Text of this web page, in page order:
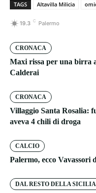
TAGS Altavilla Milicia
19.3 C Palermo
CRONACA
Maxi rissa per una birra
Calderai
CRONACA
Villaggio Santa Rosalia:
aveva 4 chili di droga
CALCIO
Palermo, ecco Vavassori
DAL RESTO DELLA SICILIA